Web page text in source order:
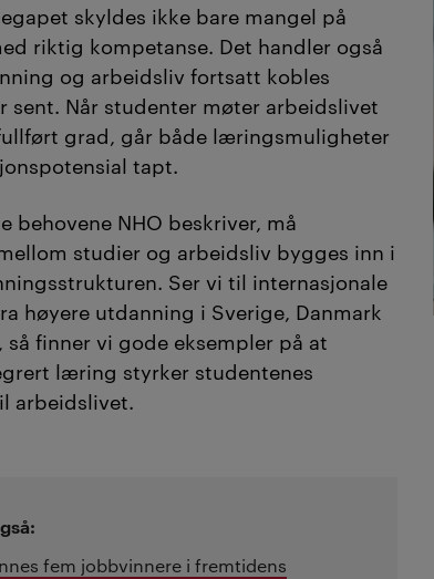
skyldes ikke bare mangel på
riktig kompetanse. Det handler også
og arbeidsliv fortsatt kobles
sent. Når studenter møter arbeidslivet
grad, går både læringsmuligheter
tapt.
behovene NHO beskriver, må
studier og arbeidsliv bygges inn i
Ser vi til internasjonale
høyere utdanning i Sverige, Danmark
så finner vi gode eksempler på at
læring styrker studentenes
arbeidslivet.
fem jobbvinnere i fremtidens